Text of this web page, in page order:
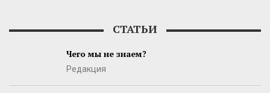
СТАТЬИ
Чего мы не знаем?
Редакция